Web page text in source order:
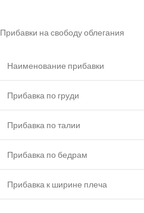
Прибавки на свободу облегания
Наименование прибавки
Прибавка по груди
Прибавка по талии
Прибавка по бедрам
Прибавка к ширине плеча